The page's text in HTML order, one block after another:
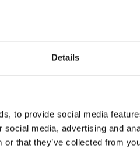
Details
to provide social media
media, advertising and
or that they’ve collected from
Receba seu benefício exclusivo por email.